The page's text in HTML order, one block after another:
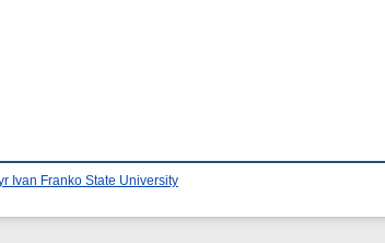
Ivan Franko State University